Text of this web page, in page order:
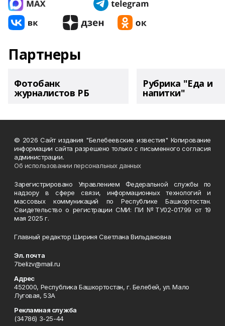
Партнеры
Фотобанк
журналистов РБ
Рубрика "Еда и
напитки"
© 2026 Сайт издания "Белебеевские известия" Копирование
информации сайта разрешено только с письменного согласия
администрации.
Об использовании персональных данных
Зарегистрировано Управлением Федеральной службы по
надзору в сфере связи, информационных технологий и
массовых коммуникаций по Республике Башкортостан.
Свидетельство о регистрации СМИ: ПИ №ТУ02-01799 от 19
мая 2025 г.
Главный редактор Шириня Светлана Вильдановна
Эл. почта
7belizv@mail.ru
Адрес
452000, Республика Башкортостан, г. Белебей, ул. Мало
Луговая, 53А
Рекламная служба
(34786) 3-25-44